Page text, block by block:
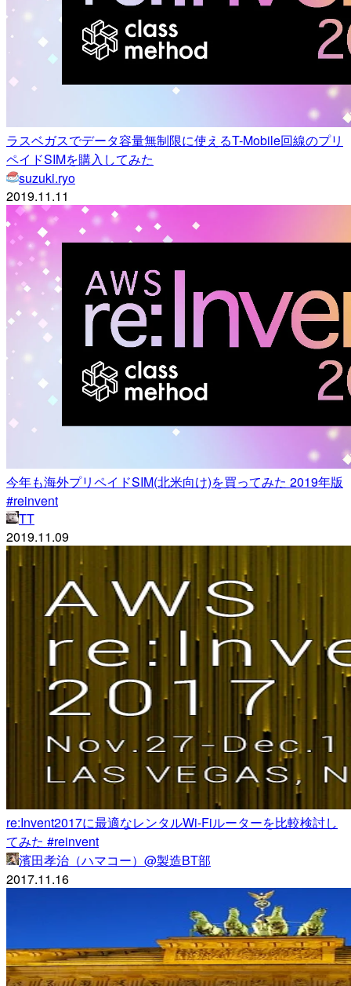
ラスベガスでデータ容量無制限に使えるT-Mobile回線のプリ
ペイドSIMを購入してみた
suzuki.ryo
2019.11.11
今年も海外プリペイドSIM(北米向け)を買ってみた 2019年版
#reinvent
TT
2019.11.09
re:Invent2017に最適なレンタルWi-Fiルーターを比較検討し
てみた #reinvent
濱田孝治（ハマコー）@製造BT部
2017.11.16